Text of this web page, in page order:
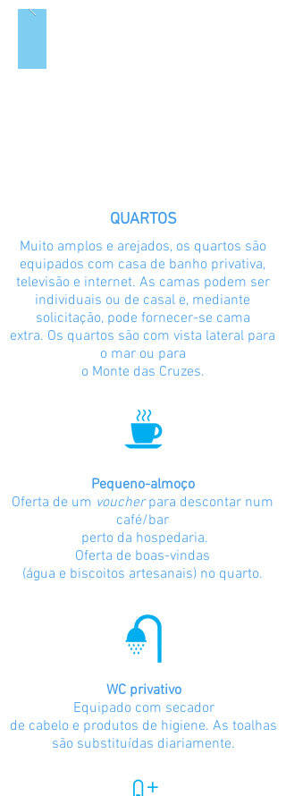
QUARTOS
Muito amplos e arejados, os quartos são
equipados com casa de banho privativa,
televisão e internet. As camas podem ser
individuais ou de casal e, mediante
solicitação, pode fornecer-se cama
extra. Os quartos são com vista lateral para
o mar ou para
o Monte das Cruzes.
Pequeno-almoço
Oferta de um voucherpara descontar num
café/bar
perto da hospedaria.
Oferta de boas-vindas
(água e biscoitos artesanais) no quarto.
WC privativo
Equipado com secador
de cabelo e produtos de higiene. As toalhas
são substituídas diariamente.